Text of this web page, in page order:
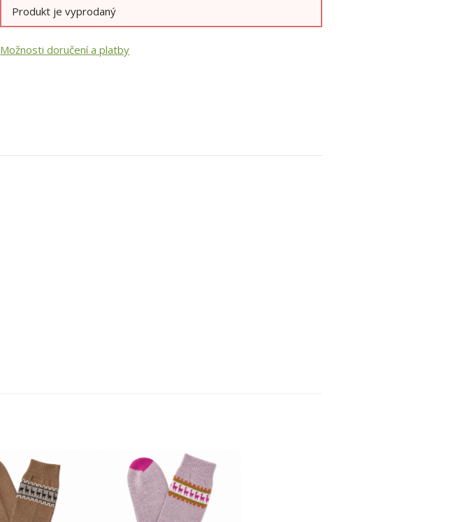
Produkt je vyprodaný
Možnosti doručení a platby